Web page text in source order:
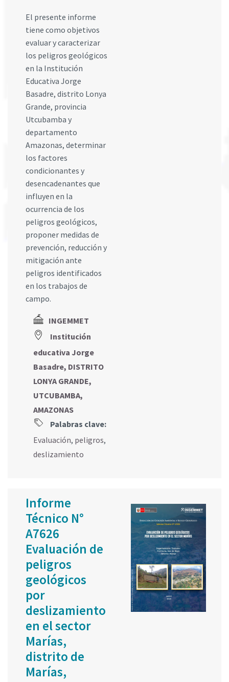
El presente informe
tiene como objetivos
evaluar y caracterizar
los peligros geológicos
en la Institución
Educativa Jorge
Basadre, distrito Lonya
Grande, provincia
Utcubamba y
departamento
Amazonas, determinar
los factores
condicionantes y
desencadenantes que
influyen en la
ocurrencia de los
peligros geológicos,
proponer medidas de
prevención, reducción y
mitigación ante
peligros identificados
en los trabajos de
campo.
INGEMMET
Institución
educativa Jorge
Basadre, DISTRITO
LONYA GRANDE,
UTCUBAMBA,
AMAZONAS
Palabras clave:
Evaluación, peligros,
deslizamiento
Informe
Técnico N°
A7626
Evaluación de
peligros
geológicos
por
deslizamiento
en el sector
Marías,
distrito de
Marías,